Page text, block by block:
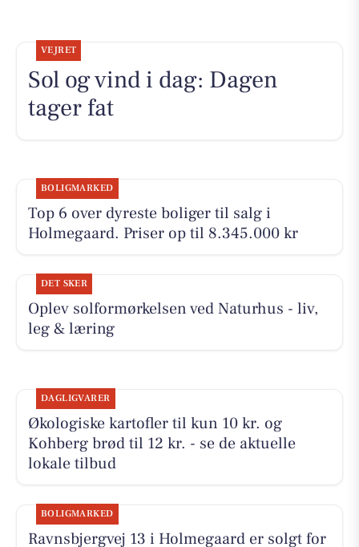
VEJRET
Sol og vind i dag: Dagen
tager fat
BOLIGMARKED
Top 6 over dyreste boliger til salg i
Holmegaard. Priser op til 8.345.000 kr
DET SKER
Oplev solformørkelsen ved Naturhus - liv,
leg & læring
DAGLIGVARER
Økologiske kartofler til kun 10 kr. og
Kohberg brød til 12 kr. - se de aktuelle
lokale tilbud
BOLIGMARKED
Ravnsbjergvej 13 i Holmegaard er solgt for